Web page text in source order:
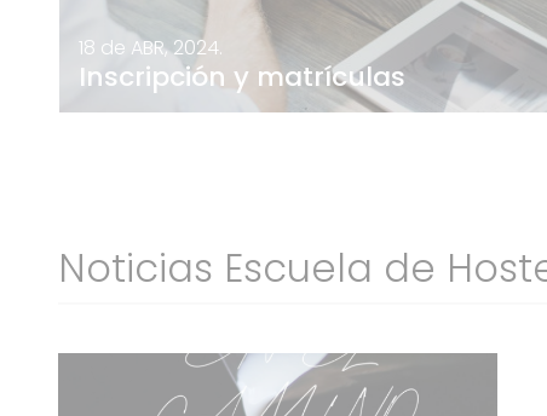
18 de ABR, 2024.
Inscripción y matrículas
Noticias Escuela de